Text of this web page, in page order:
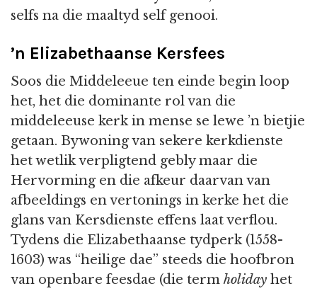
selfs na die maaltyd self genooi.
’n Elizabethaanse Kersfees
Soos die Middeleeue ten einde begin loop
het, het die dominante rol van die
middeleeuse kerk in mense se lewe ’n bietjie
getaan. Bywoning van sekere kerkdienste
het wetlik verpligtend gebly maar die
Hervorming en die afkeur daarvan van
afbeeldings en vertonings in kerke het die
glans van Kersdienste effens laat verflou.
Tydens die Elizabethaanse tydperk (1558-
1603) was “heilige dae” steeds die hoofbron
van openbare feesdae (die term holiday het